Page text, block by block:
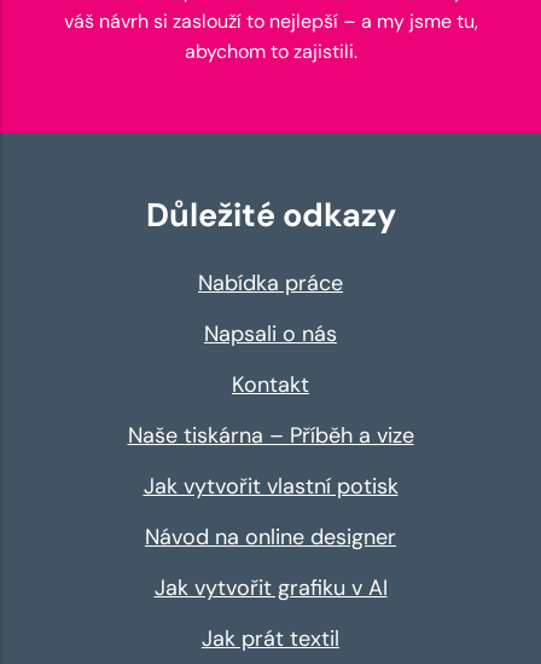
váš návrh si zaslouží to nejlepší – a my jsme tu,
abychom to zajistili.
Důležité odkazy
Nabídka práce
Napsali o nás
Kontakt
Naše tiskárna – Příběh a vize
Jak vytvořit vlastní potisk
Návod na online designer
Jak vytvořit grafiku v AI
Jak prát textil